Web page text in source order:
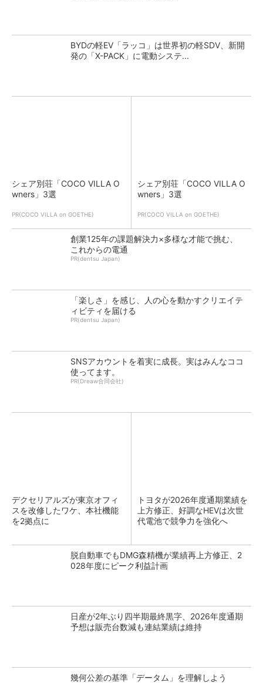
BYDの軽EV「ラッコ」は世界初の軽SDV、新開
発の「X-PACK」に電動システ...
シェア別荘「COCO VILLA O
wners」3選
PR(COCO VILLA on GOETHE)
シェア別荘「COCO VILLA O
wners」3選
PR(COCO VILLA on GOETHE)
創業125年の課題解決力×多様な才能で挑む、
これからの電通
PR(dentsu Japan)
「楽しさ」を感じ、人の心を動かすクリエイテ
ィビティを届ける
PR(dentsu Japan)
SNSアカウントを着実に成長。実はみんなココ
使ってます。
PR(Dreaw合同会社)
デクセリアルズが東京オフィ
スを改修したワケ、本社機能
を2拠点に
トヨタが2026年度通期業績を
上方修正、好調なHEVは次世
代電池で競争力を強化へ
脱自動車でもDMG森精機が業績再上方修正、2
028年度にピーク利益計画
日産が2年ぶり四半期最終黒字、2026年度通期
予想は販売台数減も連結業績は維持
幾何公差の基準「データム」を理解しよう